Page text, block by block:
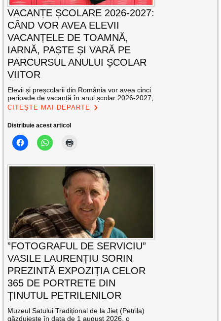
VACANȚE ȘCOLARE 2026-2027:
CÂND VOR AVEA ELEVII
VACANȚELE DE TOAMNĂ,
IARNĂ, PAȘTE ȘI VARĂ PE
PARCURSUL ANULUI ȘCOLAR
VIITOR
Elevii și preșcolarii din România vor avea cinci
perioade de vacanță în anul școlar 2026-2027,
CITEȘTE MAI DEPARTE
Distribuie acest articol
”FOTOGRAFUL DE SERVICIU”
VASILE LAURENȚIU SORIN
PREZINTĂ EXPOZIȚIA CELOR
365 DE PORTRETE DIN
ȚINUTUL PETRILENILOR
Muzeul Satului Tradițional de la Jieț (Petrila)
găzduiește în data de 1 august 2026, o